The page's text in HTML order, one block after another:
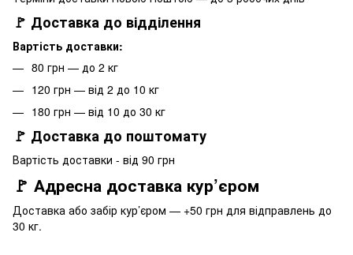
🚩 Доставка до відділення
Вартість доставки:
80 грн — до 2 кг
120 грн — від 2 до 10 кг
180 грн — від 10 до 30 кг
🚩 Доставка до поштомату
Вартість доставки - від 90 грн
🚩 Адресна доставка кур’єром
Доставка або забір кур’єром — +50 грн для відправлень до
30 кг.